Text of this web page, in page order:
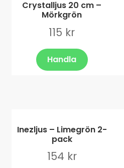
Crystalljus 20 cm –
Mörkgrön
115 kr
Handla
Inezljus – Limegrön 2-
pack
154 kr